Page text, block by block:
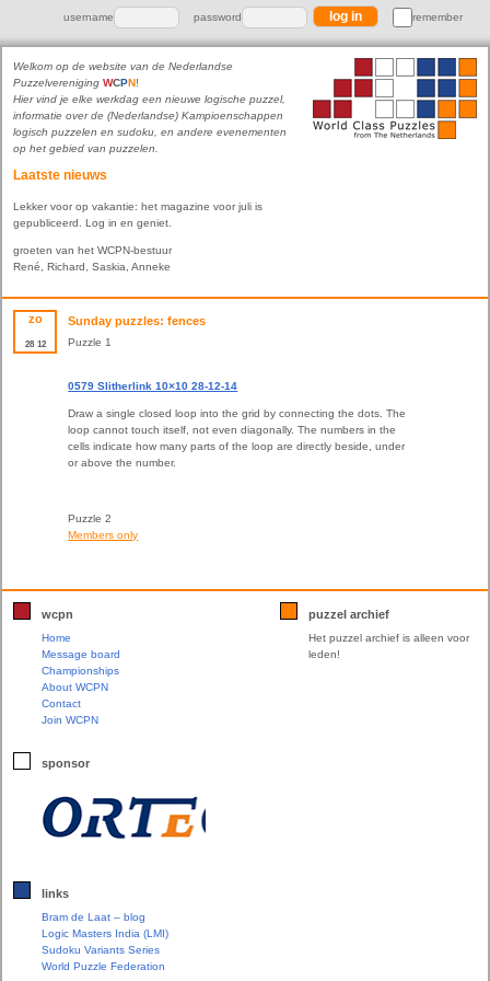
username password remember
Welkom op de website van de Nederlandse
Puzzelvereniging WCPN!
Hier vind je elke werkdag een nieuwe logische puzzel,
informatie over de (Nederlandse) Kampioenschappen
logisch puzzelen en sudoku, en andere evenementen
op het gebied van puzzelen.
Laatste nieuws
Lekker voor op vakantie: het magazine voor juli is
gepubliceerd. Log in en geniet.
groeten van het WCPN-bestuur
René, Richard, Saskia, Anneke
zo
28 12
Sunday puzzles: fences
Puzzle 1
0579 Slitherlink 10×10 28-12-14
Draw a single closed loop into the grid by connecting the dots. The
loop cannot touch itself, not even diagonally. The numbers in the
cells indicate how many parts of the loop are directly beside, under
or above the number.
Puzzle 2
Members only
wcpn
Home
Message board
Championships
About WCPN
Contact
Join WCPN
sponsor
links
Bram de Laat – blog
Logic Masters India (LMI)
Sudoku Variants Series
World Puzzle Federation
puzzel archief
Het puzzel archief is alleen voor
leden!